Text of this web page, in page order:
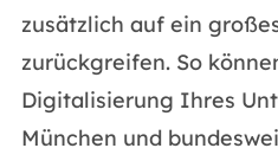
zusätzlich auf ein
zurückgreifen. So
Digitalisierung Ihres
München und